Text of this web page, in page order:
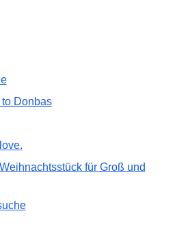
to Donbas
für Groß und